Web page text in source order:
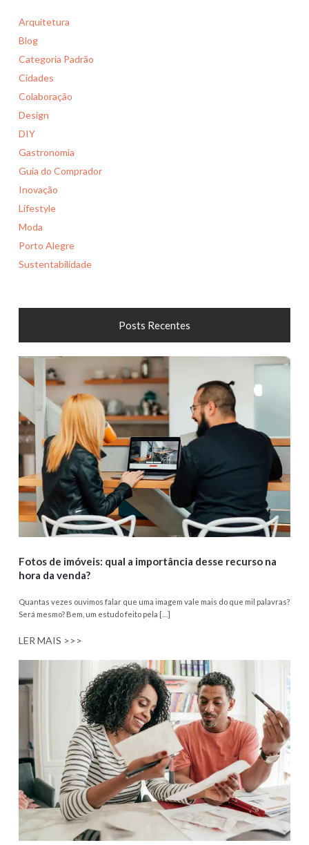
Arquitetura
Blog
Categoria Padrão
Cidades
Colaboração
Design
DIY
Gastronomia
Guia do Comprador
Inovação
Lifestyle
Moda
Porto Alegre
Sustentabilidade
Posts Recentes
Fotos de imóveis: qual a importância desse recurso na
hora da venda?
Quantas vezes ouvimos falar que uma imagem vale mais do que mil palavras?
Será mesmo? Bem, um estudo feito pela […]
LER MAIS >>>